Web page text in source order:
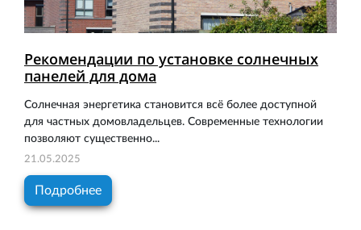
Рекомендации по установке солнечных
панелей для дома
Солнечная энергетика становится всё более доступной
для частных домовладельцев. Современные технологии
позволяют существенно...
21.05.2025
Подробнее